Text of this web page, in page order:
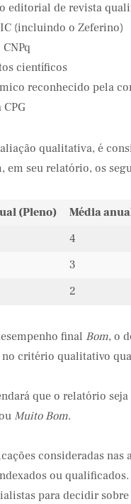
editorial de revista
(incluindo o Zeferino)
científicos
reconhecido pela
qualitativa, é
em seu relatório, os
(Pleno)
Média
4
3
2
final Bom, o
critério qualitativo
que o relatório seja
Muito Bom.
consideradas
ou
para decidir